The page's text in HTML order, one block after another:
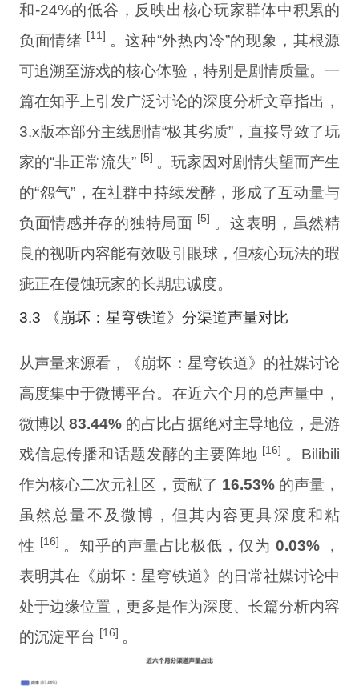
和-24%的低谷，反映出核心玩家群体中积累的
负面情绪 [11] 。这种“外热内冷”的现象，其根源
可追溯至游戏的核心体验，特别是剧情质量。一
篇在知乎上引发广泛讨论的深度分析文章指出，
3.x版本部分主线剧情“极其劣质”，直接导致了玩
家的“非正常流失” [5] 。玩家因对剧情失望而产生
的“怨气”，在社群中持续发酵，形成了互动量与
负面情感并存的独特局面 [5] 。这表明，虽然精
良的视听内容能有效吸引眼球，但核心玩法的瑕
疵正在侵蚀玩家的长期忠诚度。
3.3 《崩坏：星穹铁道》分渠道声量对比
从声量来源看，《崩坏：星穹铁道》的社媒讨论
高度集中于微博平台。在近六个月的总声量中，
微博以83.44% 的占比占据绝对主导地位，是游
戏信息传播和话题发酵的主要阵地 [16] 。Bilibili
作为核心二次元社区，贡献了 16.53% 的声量，
虽然总量不及微博，但其内容更具深度和粘
性 [16] 。知乎的声量占比极低，仅为0.03%
，
表明其在《崩坏：星穹铁道》的日常社媒讨论中
处于边缘位置，更多是作为深度、长篇分析内容
的沉淀平台 [16] 。